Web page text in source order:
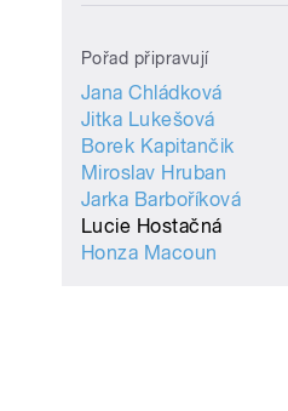
Pořad připravují
Jana Chládková
Jitka Lukešová
Borek Kapitančik
Miroslav Hruban
Jarka Barboříková
Lucie Hostačná
Honza Macoun